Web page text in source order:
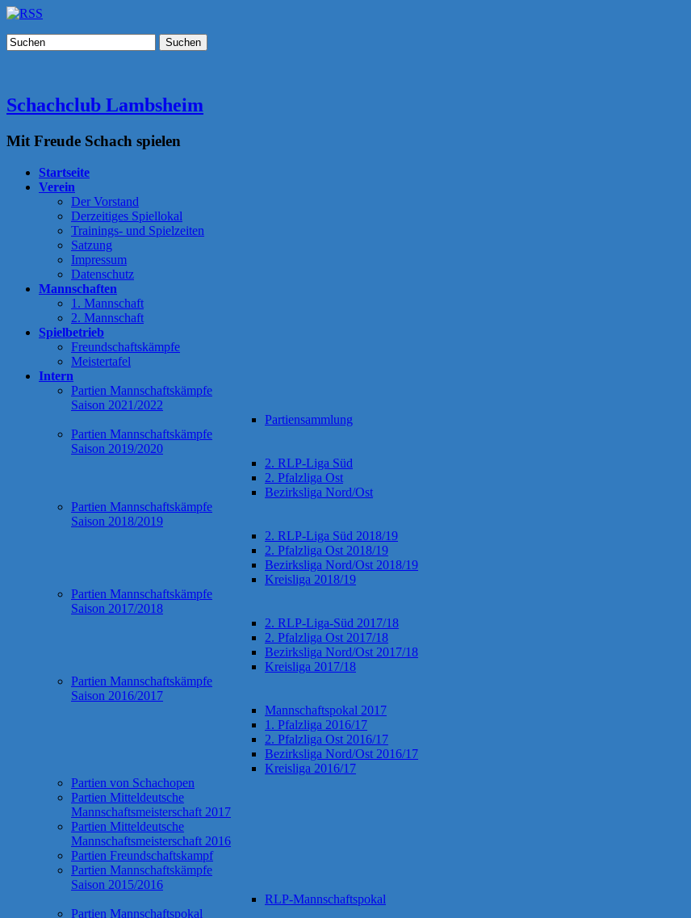
Suchen
Schachclub Lambsheim
Mit Freude Schach spielen
Startseite
Verein
Der Vorstand
Derzeitiges Spiellokal
Trainings- und Spielzeiten
Satzung
Impressum
Datenschutz
Mannschaften
1. Mannschaft
2. Mannschaft
Spielbetrieb
Freundschaftskämpfe
Meistertafel
Intern
Partien Mannschaftskämpfe
Saison 2021/2022
Partiensammlung
Partien Mannschaftskämpfe
Saison 2019/2020
2. RLP-Liga Süd
2. Pfalzliga Ost
Bezirksliga Nord/Ost
Partien Mannschaftskämpfe
Saison 2018/2019
2. RLP-Liga Süd 2018/19
2. Pfalzliga Ost 2018/19
Bezirksliga Nord/Ost 2018/19
Kreisliga 2018/19
Partien Mannschaftskämpfe
Saison 2017/2018
2. RLP-Liga-Süd 2017/18
2. Pfalzliga Ost 2017/18
Bezirksliga Nord/Ost 2017/18
Kreisliga 2017/18
Partien Mannschaftskämpfe
Saison 2016/2017
Mannschaftspokal 2017
1. Pfalzliga 2016/17
2. Pfalzliga Ost 2016/17
Bezirksliga Nord/Ost 2016/17
Kreisliga 2016/17
Partien von Schachopen
Partien Mitteldeutsche
Mannschaftsmeisterschaft 2017
Partien Mitteldeutsche
Mannschaftsmeisterschaft 2016
Partien Freundschaftskampf
Partien Mannschaftskämpfe
Saison 2015/2016
RLP-Mannschaftspokal
Partien Mannschaftspokal